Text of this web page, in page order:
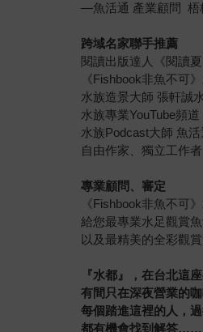
—魚活通 產業顧問 梧
跨域名家聯手推薦
閱讀出版達人《閱讀
《Fishbook非魚不可
水族造景大師 張軒誠
水族專業YouTube頻
水族Podcast大師 魚
自由作家、獨立工作
專業顧問、審定
《Fishbook非魚不可
給您最專業水足觀賞
以及最精美的全彩觀
『水都』，在台北這
有間只在深夜營業的咖
每個踏進這裡的人，
都有機會找到解答……